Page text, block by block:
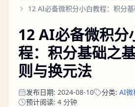
12 AI必备微积分
程：积分基础之
则与换元法
发布日期: 2024-08-10 分类: AI微
预计阅读: 4 分钟